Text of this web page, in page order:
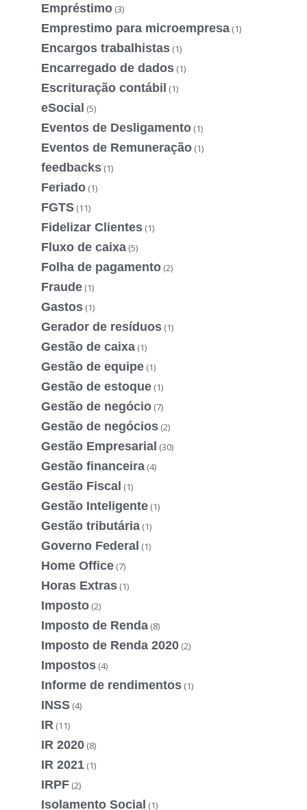
Empréstimo (3)
Emprestimo para microempresa (1)
Encargos trabalhistas (1)
Encarregado de dados (1)
Escrituração contábil (1)
eSocial (5)
Eventos de Desligamento (1)
Eventos de Remuneração (1)
feedbacks (1)
Feriado (1)
FGTS (11)
Fidelizar Clientes (1)
Fluxo de caixa (5)
Folha de pagamento (2)
Fraude (1)
Gastos (1)
Gerador de resíduos (1)
Gestão de caixa (1)
Gestão de equipe (1)
Gestão de estoque (1)
Gestão de negócio (7)
Gestão de negócios (2)
Gestão Empresarial (30)
Gestão financeira (4)
Gestão Fiscal (1)
Gestão Inteligente (1)
Gestão tributária (1)
Governo Federal (1)
Home Office (7)
Horas Extras (1)
Imposto (2)
Imposto de Renda (8)
Imposto de Renda 2020 (2)
Impostos (4)
Informe de rendimentos (1)
INSS (4)
IR (11)
IR 2020 (8)
IR 2021 (1)
IRPF (2)
Isolamento Social (1)